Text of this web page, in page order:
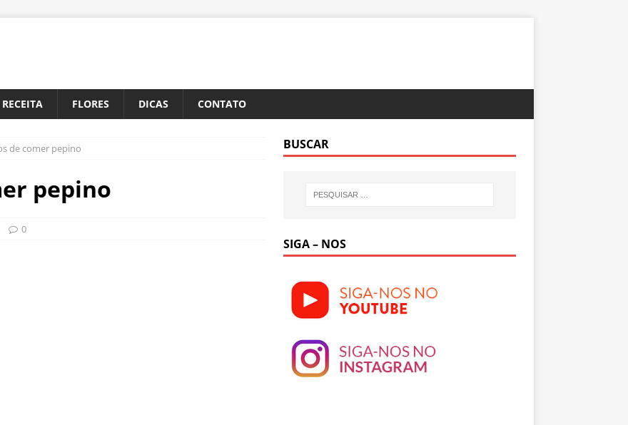
RECEITA FLORES DICAS CONTATO
de comer pepino
pepino
0
BUSCAR
SIGA – NOS